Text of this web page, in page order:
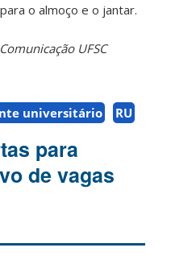
o almoço e o jantar.
UFSC
universitário RU
para
de vagas